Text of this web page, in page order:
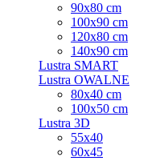
90x80 cm
100x90 cm
120x80 cm
140x90 cm
Lustra SMART
Lustra OWALNE
80x40 cm
100x50 cm
Lustra 3D
55x40
60x45